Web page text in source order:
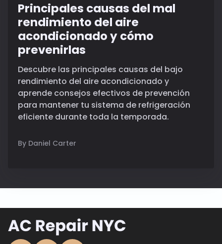
Principales causas del mal
rendimiento del aire
acondicionado y cómo
prevenirlas
Descubre las principales causas del bajo
rendimiento del aire acondicionado y
aprende consejos efectivos de prevención
para mantener tu sistema de refrigeración
eficiente durante toda la temporada.
By Daniel Carter